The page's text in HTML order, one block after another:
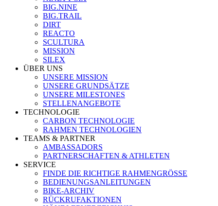
BIG.NINE
BIG.TRAIL
DIRT
REACTO
SCULTURA
MISSION
SILEX
ÜBER UNS
UNSERE MISSION
UNSERE GRUNDSÄTZE
UNSERE MILESTONES
STELLENANGEBOTE
TECHNOLOGIE
CARBON TECHNOLOGIE
RAHMEN TECHNOLOGIEN
TEAMS & PARTNER
AMBASSADORS
PARTNERSCHAFTEN & ATHLETEN
SERVICE
FINDE DIE RICHTIGE RAHMENGRÖSSE
BEDIENUNGSANLEITUNGEN
BIKE-ARCHIV
RÜCKRUFAKTIONEN